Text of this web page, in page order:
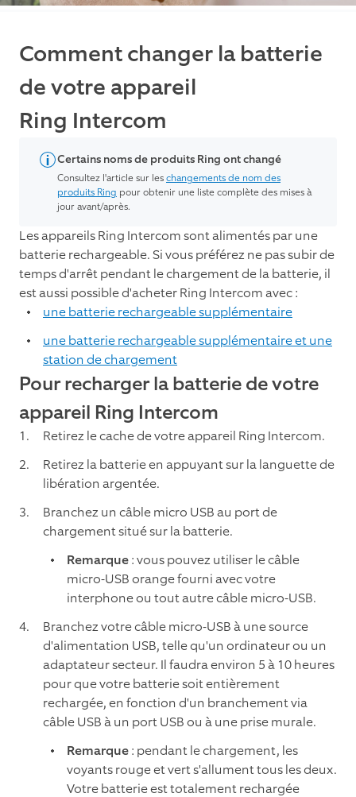
Comment changer la batterie
de votre appareil
Ring Intercom
Certains noms de produits Ring ont changé
Consultez l'article sur leschangements de nom des
produits Ring pour obtenir une liste complète des mises à
jour avant/après.
Les appareils Ring Intercom sont alimentés par une
batterie rechargeable. Si vous préférez ne pas subir de
temps d'arrêt pendant le chargement de la batterie, il
est aussi possible d'acheter Ring Intercom avec :
une batterie rechargeable supplémentaire
une batterie rechargeable supplémentaire et une
station de chargement
Pour recharger la batterie de votre
appareil Ring Intercom
Retirez le cache de votre appareil Ring Intercom.
Retirez la batterie en appuyant sur la languette de
libération argentée.
Branchez un câble micro USB au port de
chargement situé sur la batterie.
Remarque: vous pouvez utiliser le câble
micro-USB orange fourni avec votre
interphone ou tout autre câble micro-USB.
Branchez votre câble micro-USB à une source
d'alimentation USB, telle qu'un ordinateur ou un
adaptateur secteur. Il faudra environ 5 à 10 heures
pour que votre batterie soit entièrement
rechargée, en fonction d'un branchement via
câble USB à un port USB ou à une prise murale.
Remarque: pendant le chargement, les
voyants rouge et vert s'allument tous les deux.
Votre batterie est totalement rechargée